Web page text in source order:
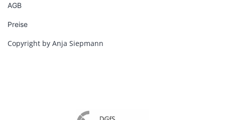
Copyright by Anja Siepmann
AGB
Preise